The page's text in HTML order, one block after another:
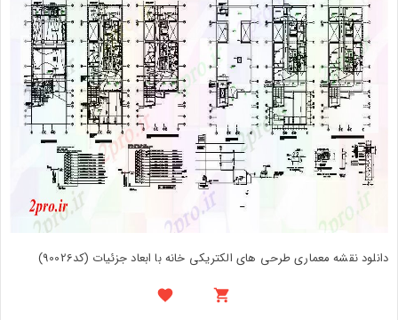
دانلود نقشه معماری طرحی های الکتریکی خانه با ابعاد جزئیات (کد90026)